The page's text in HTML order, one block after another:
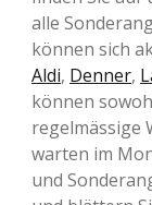
alle
können sich
Aldi, Denner,
können
regelmässige
warten im
und